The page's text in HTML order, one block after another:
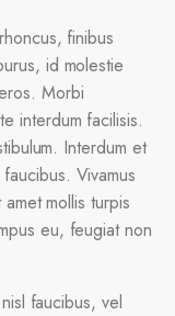
finibus
id molestie
Morbi
interdum facilisis.
Interdum et
Vivamus
mollis turpis
eu, feugiat non
faucibus, vel